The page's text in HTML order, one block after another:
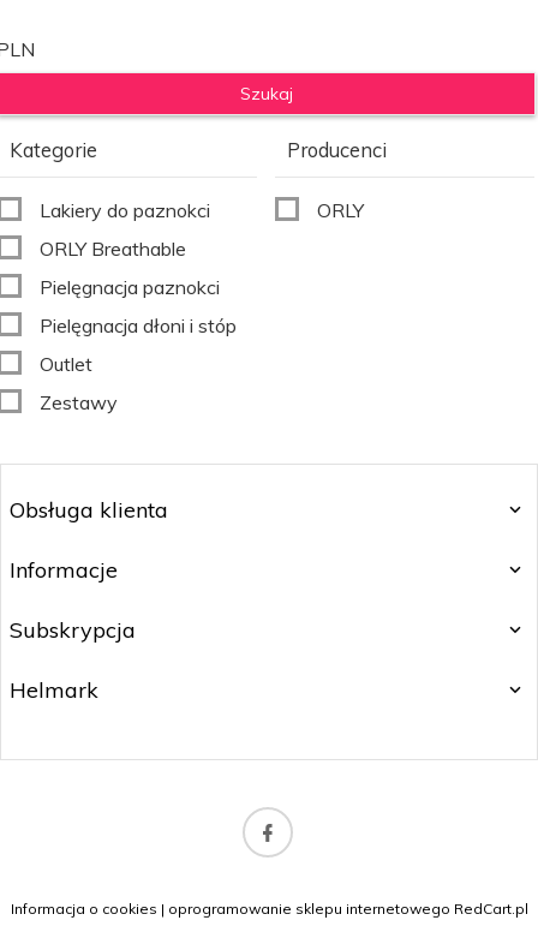
Kategorie
Lakiery do paznokci
ORLY Breathable
Pielęgnacja paznokci
Pielęgnacja dłoni i stóp
Outlet
Zestawy
Producenci
ORLY
Obsługa klienta
Informacje
Subskrypcja
Helmark
Informacja o cookies | oprogramowanie sklepu internetowego RedCart.pl